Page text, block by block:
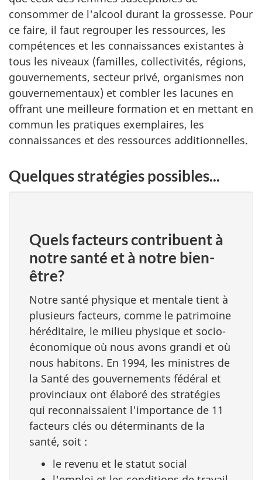
consommer de l'alcool durant la grossesse. Pour
ce faire, il faut regrouper les ressources, les
compétences et les connaissances existantes à
tous les niveaux (familles, collectivités, régions,
gouvernements, secteur privé, organismes non
gouvernementaux) et combler les lacunes en
offrant une meilleure formation et en mettant en
commun les pratiques exemplaires, les
connaissances et des ressources additionnelles.
Quelques stratégies possibles...
Quels facteurs contribuent à
notre santé et à notre bien-
être?
Notre santé physique et mentale tient à
plusieurs facteurs, comme le patrimoine
héréditaire, le milieu physique et socio-
économique où nous avons grandi et où
nous habitons. En 1994, les ministres de
la Santé des gouvernements fédéral et
provinciaux ont élaboré des stratégies
qui reconnaissaient l'importance de 11
facteurs clés ou déterminants de la
santé, soit :
le revenu et le statut social